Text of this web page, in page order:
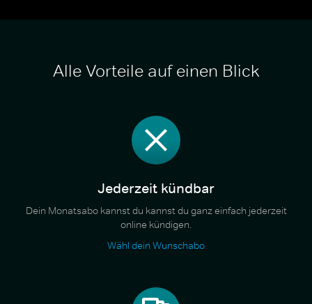
Alle Vorteile auf einen Blick
Jederzeit kündbar
Dein Monatsabo kannst du kannst du ganz einfach jederzeit
online kündigen.
Wähl dein Wunschabo